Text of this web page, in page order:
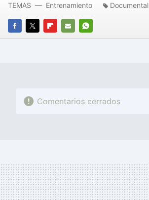
FACEBOOK
TWITTERFLIPBOARD
E-
WHATSAPP
TEMAS Entrenamiento Documental
Comentarios cerrados